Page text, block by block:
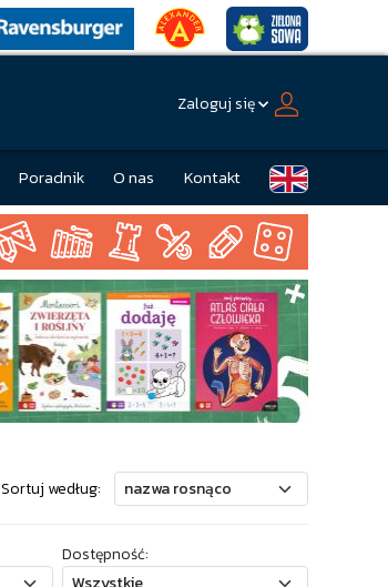
Zaloguj się
Poradnik O nas Kontakt
Sortuj według:
Dostępność: